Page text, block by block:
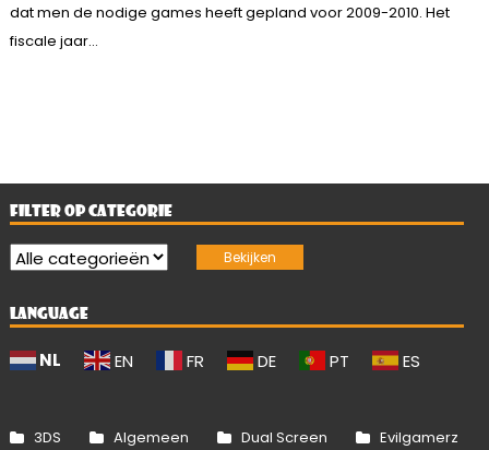
dat men de nodige games heeft gepland voor 2009-2010. Het
fiscale jaar...
FILTER OP CATEGORIE
LANGUAGE
NL EN FR DE PT ES
3DS Algemeen Dual Screen Evilgamerz